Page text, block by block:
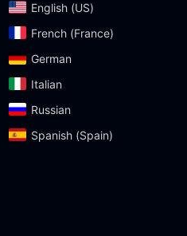
English (US)‎
French (France)‎
German‎
Italian‎
Russian‎
Spanish (Spain)‎